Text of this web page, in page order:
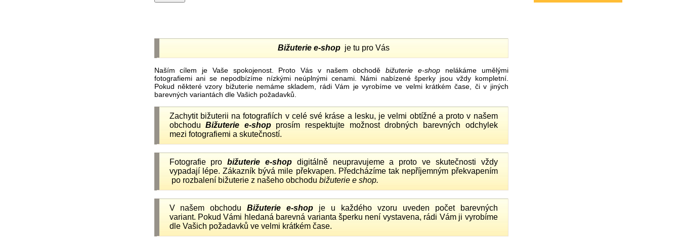
Bižuterie e-shopje tu pro Vás
Naším cílem je Vaše spokojenost. Proto Vás v našem obchoděbižuterie e-shopnelákáme umělými
fotografiemi ani se nepodbízíme nízkými neúplnými cenami. Námi nabízené šperky jsou vždy kompletní.
Pokud některé vzory bižuterie nemáme skladem, rádi Vám je vyrobíme ve velmi krátkém čase, či v jiných
barevných variantách dle Vašich požadavků.
Zachytit bižuterii na fotografiích v celé své kráse a lesku, je velmi obtížné a proto v našem
obchoduBižuterie e-shopprosím respektujte možnost drobných barevných odchylek
mezi fotografiemi a skutečností.
Fotografie probižuterie e-shopdigitálně neupravujeme a proto ve skutečnosti vždy
vypadají lépe. Zákazník bývá mile překvapen. Předcházíme tak nepříjemným překvapením
po rozbalení bižuterie z našeho obchodu bižuterie e shop.
V našem obchoduBižuterie e-shop je u každého vzoru uveden počet barevných
variant. Pokud Vámi hledaná barevná varianta šperku není vystavena, rádi Vám ji vyrobíme
dle Vašich požadavků ve velmi krátkém čase.